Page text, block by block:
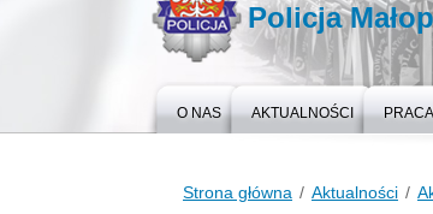
Policja
O NAS AKTUALNOŚCI
Strona główna Aktualności